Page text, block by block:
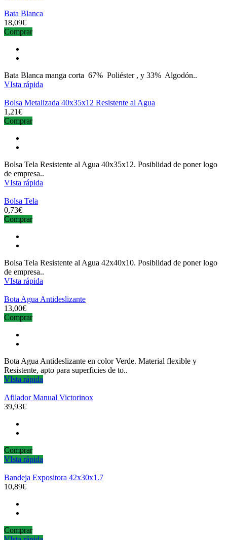
Bata Blanca
18,09€
Comprar
Bata Blanca manga corta 67% Poliéster , y 33% Algodón..
VIsta rápida
Bolsa Metalizada 40x35x12 Resistente al Agua
1,21€
Comprar
Bolsa Tela Resistente al Agua 40x35x12. Posiblidad de poner logo
de empresa..
VIsta rápida
Bolsa Tela
0,73€
Comprar
Bolsa Tela Resistente al Agua 42x40x10. Posiblidad de poner logo
de empresa..
VIsta rápida
Bota Agua Antideslizante
13,00€
Comprar
Bota Agua Antideslizante en color Verde. Material flexible y
Resistente, apto para superficies de to..
VIsta rápida
Afilador Manual Victorinox
39,93€
Comprar
VIsta rápida
Bandeja Expositora 42x30x1.7
10,89€
Comprar